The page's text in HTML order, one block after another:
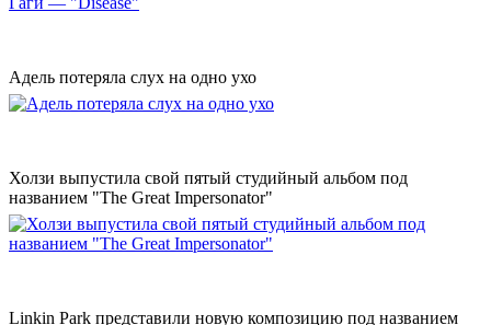
Адель потеряла слух на одно ухо
Холзи выпустила свой пятый студийный альбом под
названием "The Great Impersonator"
Linkin Park представили новую композицию под названием